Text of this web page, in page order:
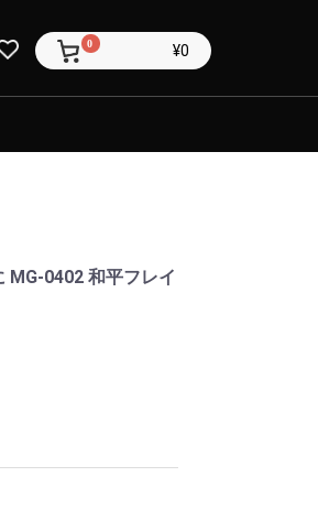
0 ¥0
MG-0402 和平フレイ